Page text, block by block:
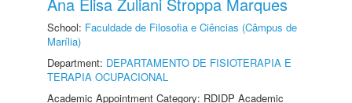
School: Faculdade de Filosofia e Ciências (Câmpus de
Marília)
Department: DEPARTAMENTO DE FISIOTERAPIA E
TERAPIA OCUPACIONAL
Academic Appointment Category: RDIDP Academic